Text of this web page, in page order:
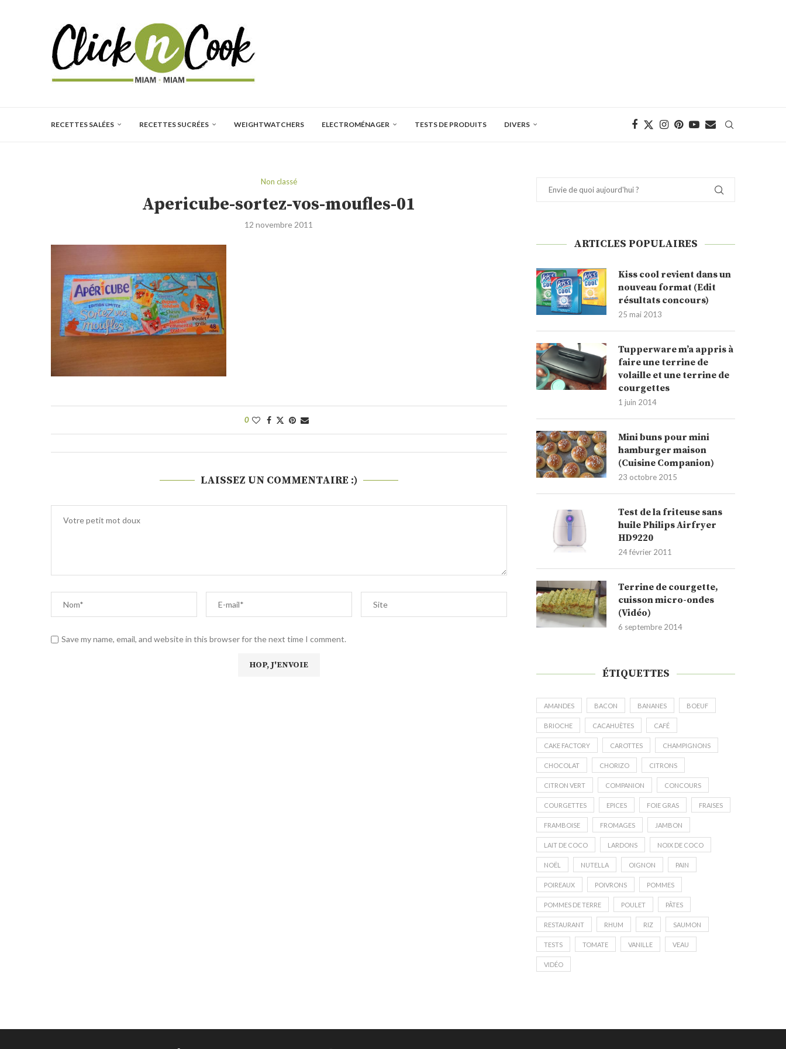
RECETTES SALÉES RECETTES SUCRÉES WEIGHTWATCHERS ELECTROMÉNAGER TESTS DE PRODUITS DIVERS
Non classé
Apericube-sortez-vos-moufles-01
12 novembre 2011
0
LAISSEZ UN COMMENTAIRE :)
Save my name, email, and website in this browser for the next time I comment.
ARTICLES POPULAIRES
Kiss cool revient dans un
nouveau format (Edit
résultats concours)
25 mai 2013
Tupperware m’a appris à
faire une terrine de
volaille et une terrine de
courgettes
1 juin 2014
Mini buns pour mini
hamburger maison
(Cuisine Companion)
23 octobre 2015
Test de la friteuse sans
huile Philips Airfryer
HD9220
24 février 2011
Terrine de courgette,
cuisson micro-ondes
(Vidéo)
6 septembre 2014
ÉTIQUETTES
AMANDES BACON BANANES BOEUF
BRIOCHE CACAHUÈTES CAFÉ
CAKE FACTORY CAROTTES CHAMPIGNONS
CHOCOLAT CHORIZO CITRONS
CITRON VERT COMPANION CONCOURS
COURGETTES EPICES FOIE GRAS FRAISES
FRAMBOISE FROMAGES JAMBON
LAIT DE COCO LARDONS NOIX DE COCO
NOËL NUTELLA OIGNON PAIN
POIREAUX POIVRONS POMMES
POMMES DE TERRE POULET PÂTES
RESTAURANT RHUM RIZ SAUMON
TESTS TOMATE VANILLE VEAU
VIDÉO